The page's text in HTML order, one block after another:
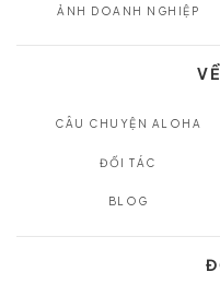
ẢNH DOANH NGHIỆP
CÂU CHUYỆN ALOHA
ĐỐI TÁC
BLOG